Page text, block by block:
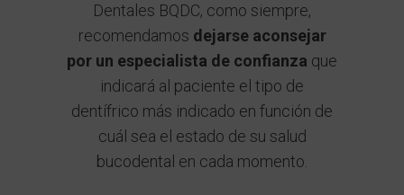
Dentales BQDC, como siempre,
recomendamos dejarse aconsejar
por un especialista de confianza que
indicará al paciente el tipo de
dentífrico más indicado en función de
cuál sea el estado de su salud
bucodental en cada momento.